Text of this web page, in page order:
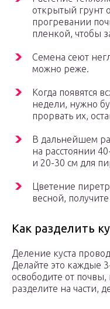
открытый грунт
прогревании
пленкой, чтобы
Семена сеют
можно реже.
Когда появятся
недели, нужно
прорвать их,
В дальнейшем
на расстоянии
и 20-30 см для
Цветение
весной,
Как разделить
Деление куста
Делайте это каждые
освободите от
разделите на части,